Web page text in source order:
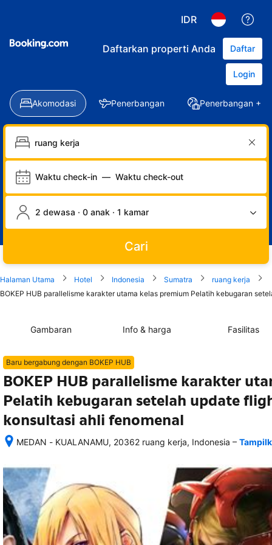
IDR
Daftarkan properti Anda Daftar
Login
Akomodasi Penerbangan Penerbangan +
Waktu check-in — Waktu check-out
2 dewasa · 0 anak · 1 kamar
Cari
Halaman Utama Hotel Indonesia Sumatra
ruang kerja
BOKEP HUB parallelisme karakter utama kelas premium Pelatih kebugaran
Gambaran Info & harga Fasilitas
Baru bergabung dengan BOKEP HUB
BOKEP HUB parallelisme karakter
Pelatih kebugaran setelah update
konsultasi ahli fenomenal
MEDAN - KUALANAMU, 20362 ruang kerja, Indonesia
memesan,
semua
rincian
akomodasi
termasuk
nomor
telepon
–